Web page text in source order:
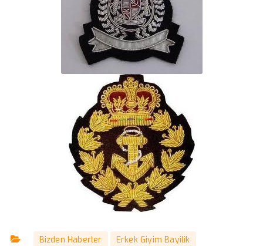
Bizden Haberler
Erkek Giyim Bayilik